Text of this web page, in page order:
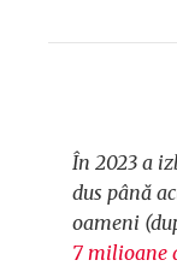
În 2023 a
dus până
oameni
7 milioane